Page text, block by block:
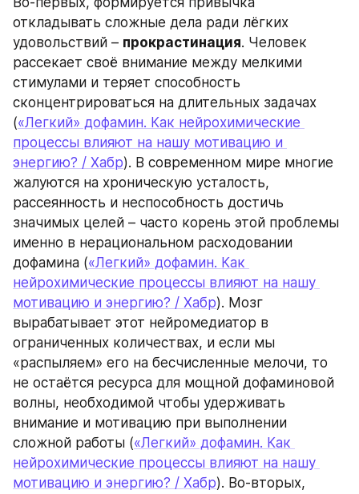
откладывать сложные дела ради лёгких
удовольствий – прокрастинация. Человек
рассекает своё внимание между мелкими
стимулами и теряет способность
сконцентрироваться на длительных задачах
(«Легкий» дофамин. Как нейрохимические
процессы влияют на нашу мотивацию и
энергию? / Хабр). В современном мире многие
жалуются на хроническую усталость,
рассеянность и неспособность достичь
значимых целей – часто корень этой проблемы
именно в нерациональном расходовании
дофамина («Легкий» дофамин. Как
нейрохимические процессы влияют на нашу
мотивацию и энергию? / Хабр). Мозг
вырабатывает этот нейромедиатор в
ограниченных количествах, и если мы
«распыляем» его на бесчисленные мелочи, то
не остаётся ресурса для мощной дофаминовой
волны, необходимой чтобы удерживать
внимание и мотивацию при выполнении
сложной работы («Легкий» дофамин. Как
нейрохимические процессы влияют на нашу
мотивацию и энергию? / Хабр). Во-вторых,